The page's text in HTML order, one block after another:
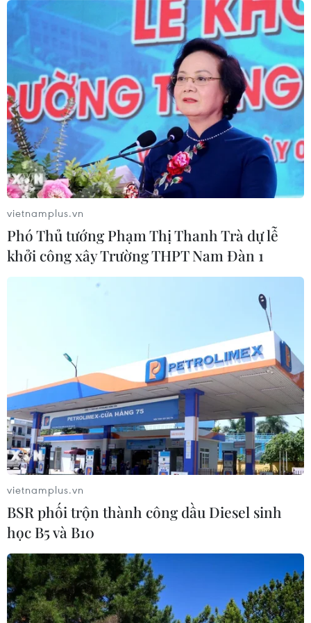
Sẽ thi công đồng loạt Dự án cao tốc
Vinh-Thanh Thủy trong tháng 9
06/08/2026 12:25
Chưa đầu tư mở rộng Quốc lộ 1 đoạn
Bạc Liêu-Cà Mau giai đoạn 2026-
2030
06/08/2026 12:24
Tuyên Quang khẩn trương khắc
phục sạt lở trên các tuyến giao thông
Thi công trở lại dự án sửa chữa Quốc
lộ 30 sau phản ánh của TTXVN
06/08/2026 09:42
Hà Nội tăng tốc thi công
đường Vành đai 1 đoạn Hoàng Cầu-
Voi Phục
06/08/2026 09:07
Đồng Nai yêu cầu đẩy nhanh tiến độ
dự án kết nối vùng, sân bay Long
Thành
06/08/2026 09:05
vietnamplus.vn
Phó Thủ tướng Phạm Thị Thanh Trà dự lễ
khởi công xây Trường THPT Nam Đàn 1
vietnamplus.vn
BSR phối trộn thành công dầu Diesel sinh
học B5 và B10